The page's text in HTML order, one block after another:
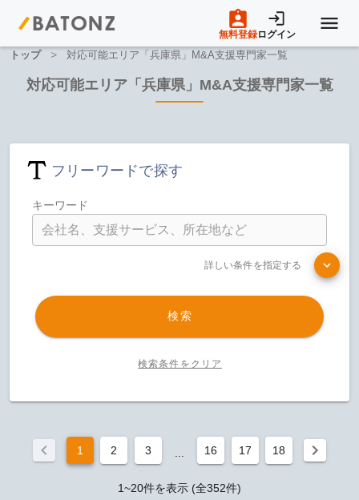
無料登録ログイン
売りたい方へ
買いたい方へ
M&A専門家の方へ
トップ > 対応可能エリア「兵庫県」M&A支援専門家一覧
対応可能エリア「兵庫県」M&A支援専門家一覧
フリーワードで探す
キーワード
詳しい条件を指定する
検索
検索条件をクリア
1 2 3 16 17 18
1~20件を表示 (全352件)